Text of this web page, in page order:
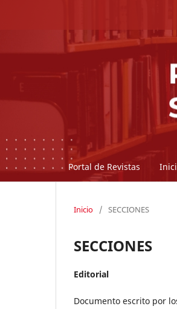
Portal de Revistas
Inicio / SECCIONES
SECCIONES
Editorial
Documento escrito por